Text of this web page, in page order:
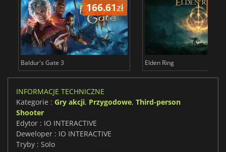
166.61zł
Baldur's Gate 3 Elden Ring
INFORMACJE TECHNICZNE
Kategorie : Gry akcji, Przygodowe, Third-person
Shooter
Edytor : IO INTERACTIVE
Deweloper : IO INTERACTIVE
Tryby : Solo